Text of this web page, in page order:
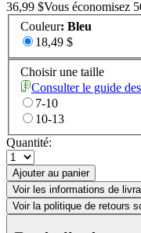
36,99 $Vous économisez
Couleur: Bleu
18,49 $
Choisir une taille
Consulter le guide
7-10
10-13
Quantité:
Ajouter au panier
Voir les informations de
Voir la politique de retours